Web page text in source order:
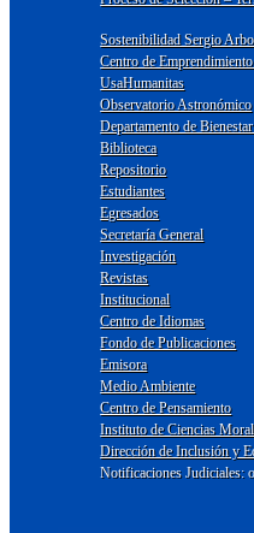
Sostenibilidad Sergio
Centro de
UsaHumanitas
Observatorio Astronómico
Departamento de
Biblioteca
Repositorio
Estudiantes
Egresados
Secretaría General
Investigación
Revistas
Institucional
Centro de Idiomas
Fondo de Publicaciones
Emisora
Medio Ambiente
Centro de Pensamiento
Instituto de Ciencias
Dirección de Inclusión y
Notificaciones Judiciales: